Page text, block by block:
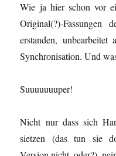
Wie ja hier schon vor
Original(?)-Fassungen
erstanden,
Synchronisation. Und
Suuuuuuuper!
Nicht nur dass sich
sietzen (das tun sie